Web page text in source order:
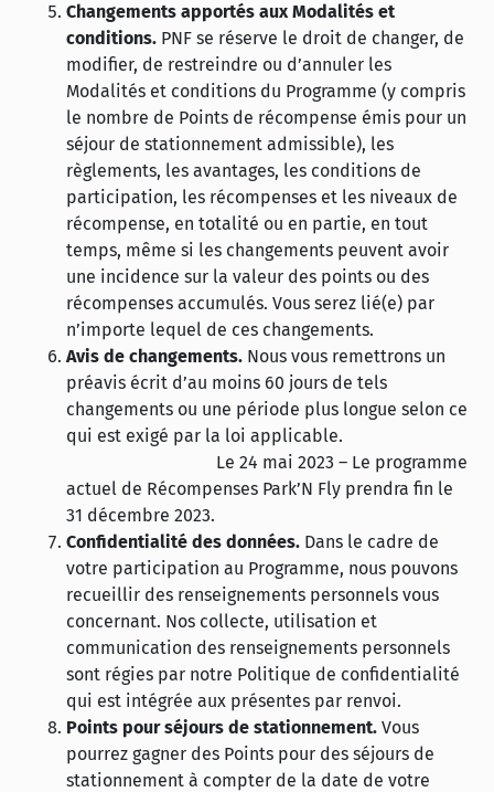
Changements apportés aux Modalités et
conditions. PNF se réserve le droit de changer, de
modifier, de restreindre ou d’annuler les
Modalités et conditions du Programme (y compris
le nombre de Points de récompense émis pour un
séjour de stationnement admissible), les
règlements, les avantages, les conditions de
participation, les récompenses et les niveaux de
récompense, en totalité ou en partie, en tout
temps, même si les changements peuvent avoir
une incidence sur la valeur des points ou des
récompenses accumulés. Vous serez lié(e) par
n’importe lequel de ces changements.
Avis de changements. Nous vous remettrons un
préavis écrit d’au moins 60 jours de tels
changements ou une période plus longue selon ce
qui est exigé par la loi applicable.
Le 24 mai 2023 – Le programme
actuel de Récompenses Park’N Fly prendra fin le
31 décembre 2023.
Confidentialité des données. Dans le cadre de
votre participation au Programme, nous pouvons
recueillir des renseignements personnels vous
concernant. Nos collecte, utilisation et
communication des renseignements personnels
sont régies par notre Politique de confidentialité
qui est intégrée aux présentes par renvoi.
Points pour séjours de stationnement. Vous
pourrez gagner des Points pour des séjours de
stationnement à compter de la date de votre